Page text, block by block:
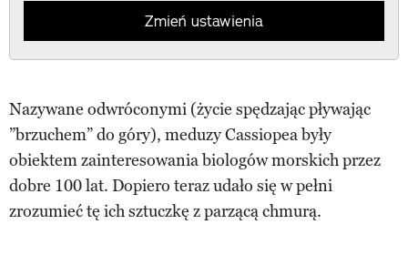
Zmień ustawienia
Nazywane odwróconymi (życie spędzając pływając
”brzuchem” do góry), meduzy Cassiopea były
obiektem zainteresowania biologów morskich przez
dobre 100 lat. Dopiero teraz udało się w pełni
zrozumieć tę ich sztuczkę z parzącą chmurą.